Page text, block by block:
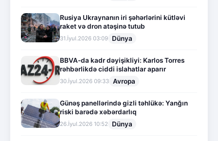
Rusiya Ukraynanın iri şəhərlərini kütləvi
raket və dron atəşinə tutub
31.İyul.2026 03:09 Dünya
BBVA-da kadr dəyişikliyi: Karlos Torres
rəhbərlikdə ciddi islahatlar aparır
30.İyul.2026 09:33 Avropa
Günəş panellərində gizli təhlükə: Yanğın
riski barədə xəbərdarlıq
26.İyul.2026 10:52 Dünya